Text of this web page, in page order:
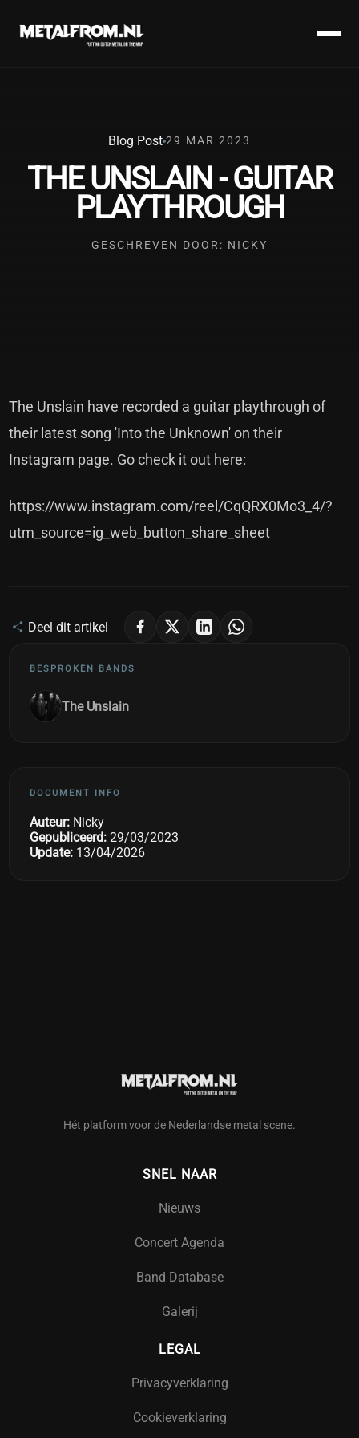
Blog Post 29 MAR 2023
THE UNSLAIN - GUITAR
PLAYTHROUGH
GESCHREVEN DOOR: NICKY
The Unslain have recorded a guitar playthrough of
their latest song 'Into the Unknown' on their
Instagram page. Go check it out here:
https://www.instagram.com/reel/CqQRX0Mo3_4/?
utm_source=ig_web_button_share_sheet
Deel dit artikel
BESPROKEN BANDS
The Unslain
DOCUMENT INFO
Auteur: Nicky
Gepubliceerd: 29/03/2023
Update: 13/04/2026
Hét platform voor de Nederlandse metal scene.
SNEL NAAR
Nieuws
Concert Agenda
Band Database
Galerij
LEGAL
Privacyverklaring
Cookieverklaring